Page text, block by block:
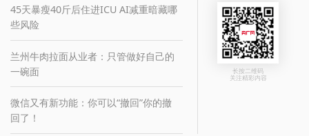
45天暴瘦40斤后住进ICU AI减重暗藏哪
些风险
兰州牛肉拉面从业者：只管做好自己的
一碗面
微信又有新功能：你可以“撤回”你的撤
回了！
长按二维码
关注精彩内容